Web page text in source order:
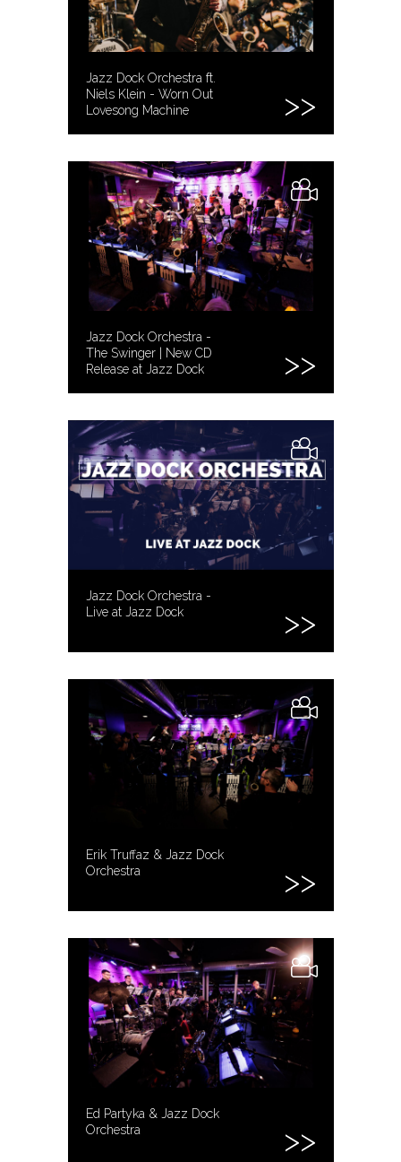
Jazz Dock Orchestra ft.
Niels Klein - Worn Out
Lovesong Machine
Jazz Dock Orchestra -
The Swinger | New CD
Release at Jazz Dock
Jazz Dock Orchestra -
Live at Jazz Dock
Erik Truffaz & Jazz Dock
Orchestra
Ed Partyka & Jazz Dock
Orchestra